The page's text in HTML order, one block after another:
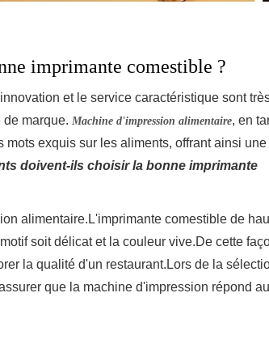
imprimante comestible ?
et le service caractéristique sont
marque. Machine d'impression alimentaire, en
exquis sur les aliments, offrant ainsi une
doivent-ils choisir la bonne imprimante
alimentaire.L'imprimante comestible de
soit délicat et la couleur vive.De cette
la qualité d'un restaurant.Lors de la
que la machine d'impression répond